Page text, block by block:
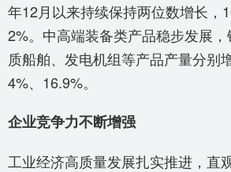
年12月以来持续保持两位数增长，
2%。中高端装备类产品稳步发展
质船舶、发电机组等产品产量分别
4%、16.9%。
企业竞争力不断增强
工业经济高质量发展扎实推进，直